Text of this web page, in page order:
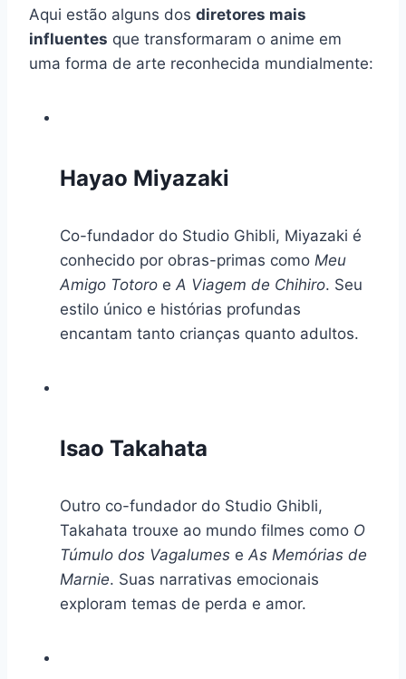
Aqui estão alguns dos diretores mais
influentes que transformaram o anime em
uma forma de arte reconhecida mundialmente:
Hayao Miyazaki
Co-fundador do Studio Ghibli, Miyazaki é
conhecido por obras-primas como Meu
Amigo Totoro e A Viagem de Chihiro. Seu
estilo único e histórias profundas
encantam tanto crianças quanto adultos.
Isao Takahata
Outro co-fundador do Studio Ghibli,
Takahata trouxe ao mundo filmes como O
Túmulo dos Vagalumes e As Memórias de
Marnie. Suas narrativas emocionais
exploram temas de perda e amor.